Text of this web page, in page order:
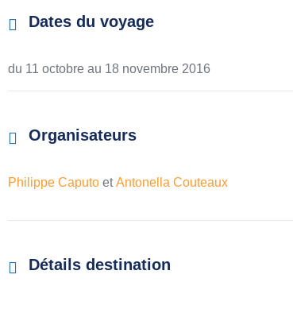
Dates du voyage
du 11 octobre au 18 novembre 2016
Organisateurs
Philippe Caputo et Antonella Couteaux
Détails destination